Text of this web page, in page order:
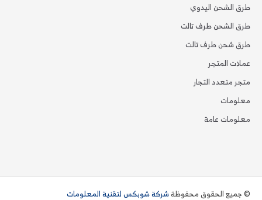
طرق الشحن اليدوي
طرق الشحن طرف تالت
طرق شحن طرف تالت
عملات المتجر
متجر متعدد التجار
معلومات
معلومات عامة
© جميع الحقوق محفوظةشركة شوبكس لتقنية المعلومات